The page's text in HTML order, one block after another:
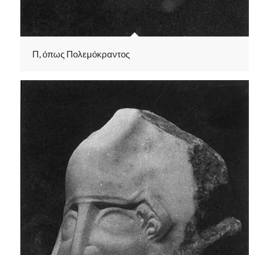
Π, όπως Πολεμόκραντος